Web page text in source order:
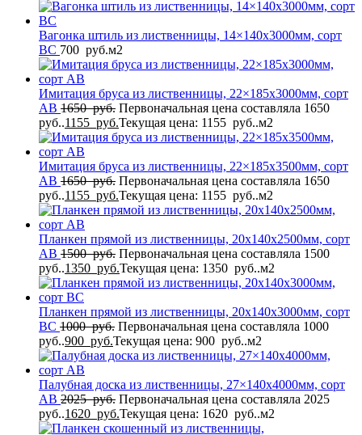
Вагонка штиль из лиственницы, 14×140x3000мм, сорт
BС 700 руб.м2
Имитация бруса из лиственницы, 22×185x3000мм, сорт
AB 1650руб. Первоначальная цена составляла 1650
руб..1155 руб.Текущая цена: 1155 руб..м2
Имитация бруса из лиственницы, 22×185x3500мм, сорт
AB 1650руб. Первоначальная цена составляла 1650
руб..1155 руб.Текущая цена: 1155 руб..м2
Планкен прямой из лиственницы, 20x140x2500мм, сорт
AB 1500руб. Первоначальная цена составляла 1500
руб..1350 руб.Текущая цена: 1350 руб..м2
Планкен прямой из лиственницы, 20x140x3000мм, сорт
BС 1000руб. Первоначальная цена составляла 1000
руб..900 руб.Текущая цена: 900 руб..м2
Палубная доска из лиственницы, 27×140x4000мм, сорт
AB 2025руб. Первоначальная цена составляла 2025
руб..1620 руб.Текущая цена: 1620 руб..м2